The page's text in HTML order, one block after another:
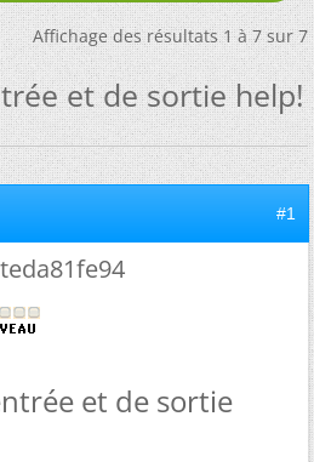
Affichage des résultats 1 à 7 sur 7
et de sortie help!
#1
et de sortie